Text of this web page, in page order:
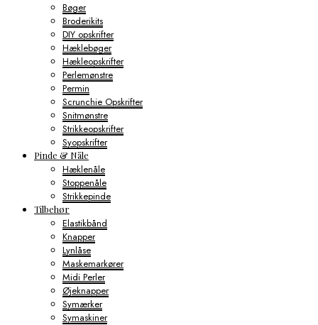
Bøger
Broderikits
DIY opskrifter
Hæklebøger
Hækleopskrifter
Perlemønstre
Permin
Scrunchie Opskrifter
Snitmønstre
Strikkeopskrifter
Syopskrifter
Pinde & Nåle
Hæklenåle
Stoppenåle
Strikkepinde
Tilbehør
Elastikbånd
Knapper
Lynlåse
Maskemarkører
Midi Perler
Øjeknapper
Symærker
Symaskiner